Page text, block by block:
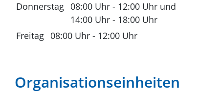
Donnerstag 08:00 Uhr - 12:00 Uhr und
14:00 Uhr - 18:00 Uhr
Freitag 08:00 Uhr - 12:00 Uhr
Organisationseinheiten